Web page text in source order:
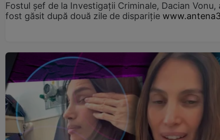
Fostul șef de la Investigații Criminale, Dacian Vonu,
fost găsit după două zile de dispariţie